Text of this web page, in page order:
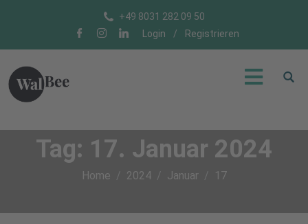
+49 8031 282 09 50
Login
/ Registrieren
Tag: 17. Januar 2024
Home 2024 Januar 17